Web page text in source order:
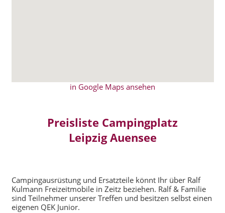
in Google Maps ansehen
Preisliste Campingplatz
Leipzig Auensee
Campingausrüstung und Ersatzteile könnt Ihr über Ralf
Kulmann Freizeitmobile in Zeitz beziehen. Ralf & Familie
sind Teilnehmer unserer Treffen und besitzen selbst einen
eigenen QEK Junior.